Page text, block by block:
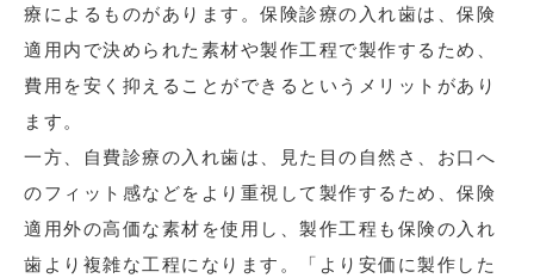
療によるものがあります。保険診療の入れ歯は、保険
適用内で決められた素材や製作工程で製作するため、
費用を安く抑えることができるというメリットがあり
ます。
一方、自費診療の入れ歯は、見た目の自然さ、お口へ
のフィット感などをより重視して製作するため、保険
適用外の高価な素材を使用し、製作工程も保険の入れ
歯より複雑な工程になります。「より安価に製作した